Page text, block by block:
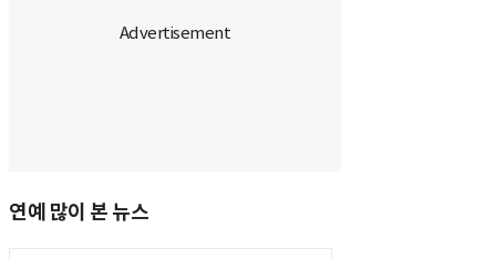
연예 많이 본 뉴스